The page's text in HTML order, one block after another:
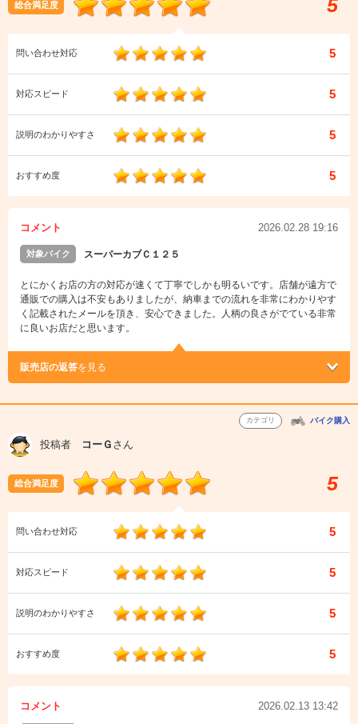
総合満足度 5
問い合わせ対応 5
対応スピード 5
説明のわかりやすさ 5
おすすめ度 5
コメント 2026.02.28 19:16
対象バイク スーパーカブＣ１２５
とにかくお店の方の対応が速くて丁寧でしかも明るいです。店舗が遠方で
通販での購入は不安もありましたが、納車までの流れを非常にわかりやす
く記載されたメールを頂き、安心できました。人柄の良さがでている非常
に良いお店だと思います。
販売店の返答を見る
カテゴリ バイク購入
投稿者 コーＧ さん
総合満足度 5
問い合わせ対応 5
対応スピード 5
説明のわかりやすさ 5
おすすめ度 5
コメント 2026.02.13 13:42